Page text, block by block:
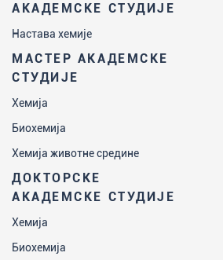
АКАДЕМСКЕ СТУДИЈЕ
Настава хемије
МАСТЕР АКАДЕМСКЕ
СТУДИЈЕ
Хемија
Биохемија
Хемија животне средине
ДОКТОРСКЕ
АКАДЕМСКЕ СТУДИЈЕ
Хемија
Биохемија